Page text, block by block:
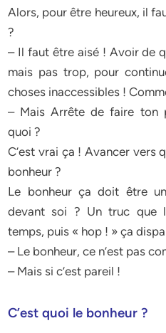
Alors, pour être heureux, il
?
– Il faut être aisé ! Avoir de
mais pas trop, pour
choses inaccessibles !
– Mais Arrête de faire ton
quoi ?
C’est vrai ça ! Avancer vers
bonheur ?
Le bonheur ça doit être
devant soi ? Un truc que
temps, puis « hop ! » ça
– Le bonheur, ce n’est pas
– Mais si c’est pareil !
C’est quoi le bonheur ?